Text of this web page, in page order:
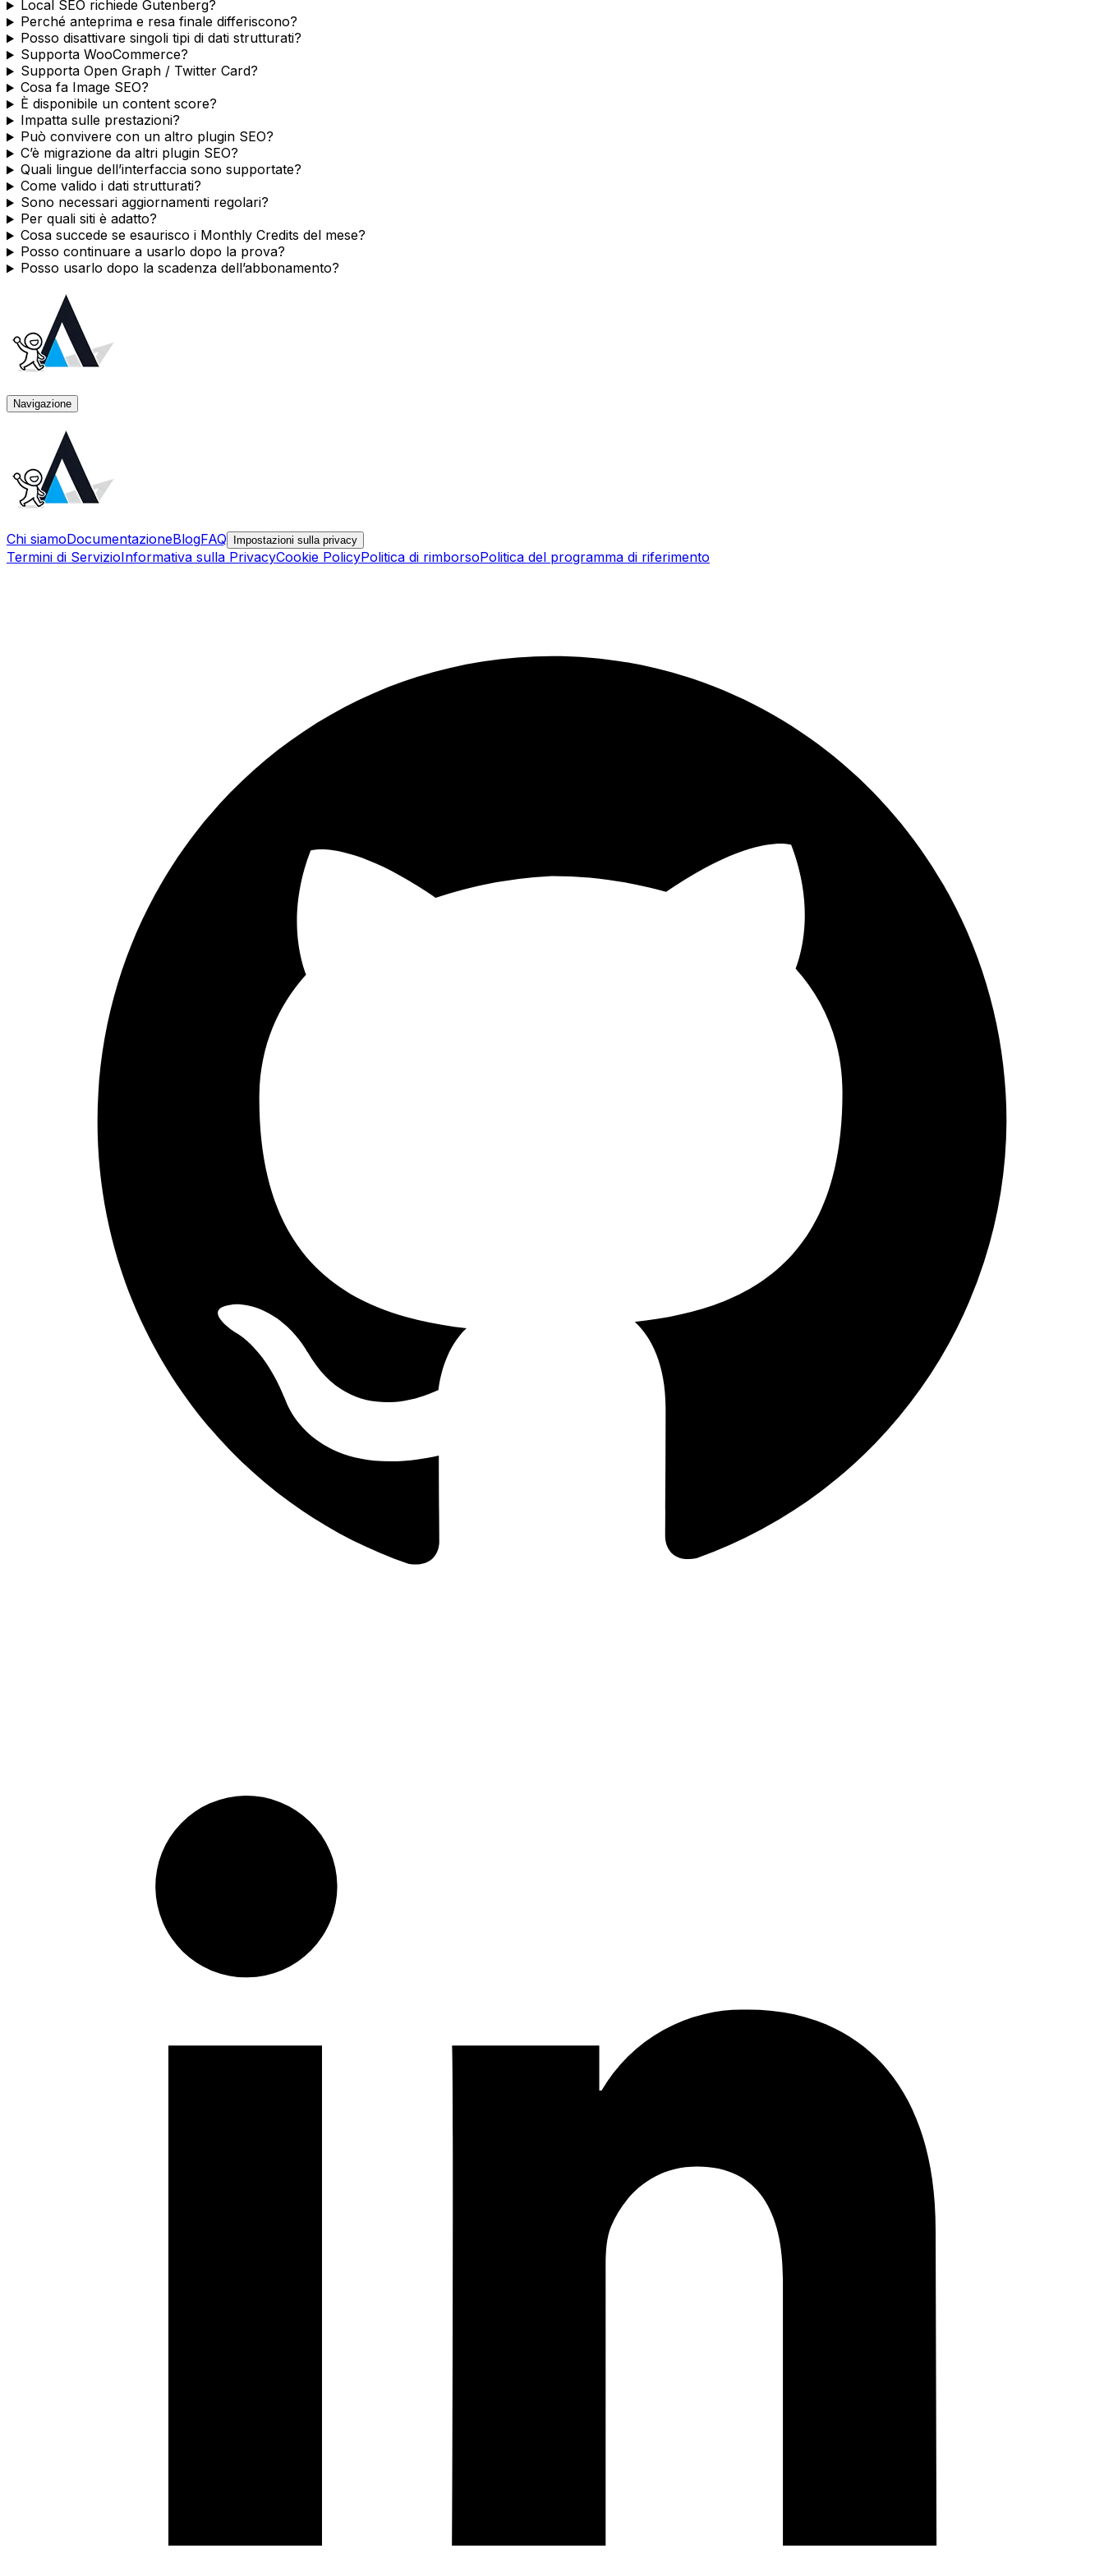
Local SEO richiede Gutenberg?
Perché anteprima e resa finale differiscono?
Posso disattivare singoli tipi di dati strutturati?
Supporta WooCommerce?
Supporta Open Graph / Twitter Card?
Cosa fa Image SEO?
È disponibile un content score?
Impatta sulle prestazioni?
Può convivere con un altro plugin SEO?
C’è migrazione da altri plugin SEO?
Quali lingue dell’interfaccia sono supportate?
Come valido i dati strutturati?
Sono necessari aggiornamenti regolari?
Per quali siti è adatto?
Cosa succede se esaurisco i Monthly Credits del mese?
Posso continuare a usarlo dopo la prova?
Posso usarlo dopo la scadenza dell’abbonamento?
Navigazione
Chi siamoDocumentazioneBlogFAQ Impostazioni sulla privacy
Termini di ServizioInformativa sulla PrivacyCookie PolicyPolitica di rimborsoPolitica del programma di riferimento